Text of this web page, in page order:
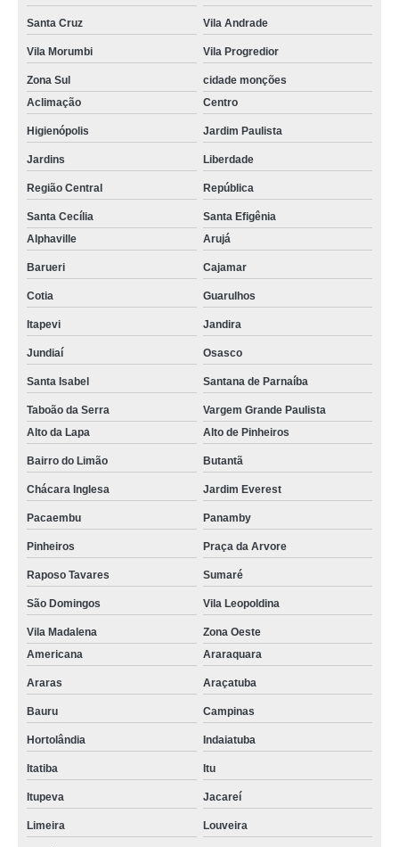
Santa Cruz Vila Andrade
Vila Morumbi Vila Progredior
Zona Sul
cidade monções
Aclimação
Centro
Higienópolis Jardim Paulista
Jardins Liberdade
Região Central República
Santa Cecília
Santa Efigênia
Alphaville
Arujá
Barueri Cajamar
Cotia Guarulhos
Itapevi Jandira
Jundiaí Osasco
Santa Isabel Santana de Parnaíba
Taboão da Serra
Vargem Grande Paulista
Alto da Lapa
Alto de Pinheiros
Bairro do Limão Butantã
Chácara Inglesa Jardim Everest
Pacaembu Panamby
Pinheiros Praça da Arvore
Raposo Tavares Sumaré
São Domingos Vila Leopoldina
Vila Madalena
Zona Oeste
Americana
Araraquara
Araras Araçatuba
Bauru Campinas
Hortolândia Indaiatuba
Itatiba Itu
Itupeva Jacareí
Limeira Louveira